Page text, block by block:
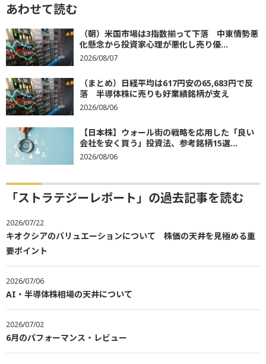
あわせて読む
（朝）米国市場は3指数揃って下落 中東情勢悪
化懸念から投資家心理が悪化し売り優...
2026/08/07
（まとめ）日経平均は617円安の65,683円で反
落 半導体株に売りも好業績銘柄が支え
2026/08/06
【日本株】ウォール街の戦略を応用した「良い
会社を安く買う」投資法、参考銘柄15選...
2026/08/06
「ストラテジーレポート」の過去記事を読む
2026/07/22
キオクシアのバリュエーションについて 株価の天井を見極める重
要ポイント
2026/07/06
AI・半導体株相場の天井について
2026/07/02
6月のパフォーマンス・レビュー